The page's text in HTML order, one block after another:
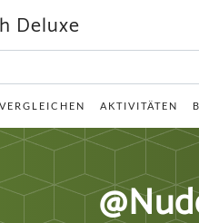
Deluxe
VERGLEICHEN AKTIVITÄTEN